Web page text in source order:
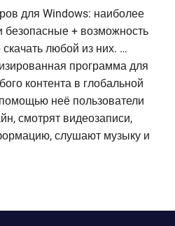
для Windows: наиболее
+ возможность
любой из них. …
программа для
контента в глобальной
неё пользователи
смотрят видеозаписи,
слушают музыку и